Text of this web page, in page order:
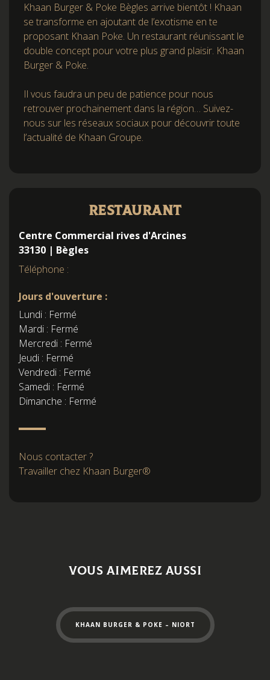
Khaan Burger & Poke Bègles arrive bientôt ! Khaan
se transforme en ajoutant de l’exotisme en te
proposant Khaan Poke. Un restaurant réunissant le
double concept pour votre plus grand plaisir. Khaan
Burger & Poke.
Il vous faudra un peu de patience pour nous
retrouver prochainement dans la région… Suivez-
nous sur les réseaux sociaux pour découvrir toute
l’actualité de Khaan Groupe.
Restaurant
Centre Commercial rives d'Arcines
33130 | Bègles
Téléphone :
Jours d'ouverture :
Lundi : Fermé
Mardi : Fermé
Mercredi : Fermé
Jeudi : Fermé
Vendredi : Fermé
Samedi : Fermé
Dimanche : Fermé
Nous contacter ?
Travailler chez Khaan Burger®
Vous aimerez aussi
Navigation
l’article
KHAAN BURGER & POKE – NIORT